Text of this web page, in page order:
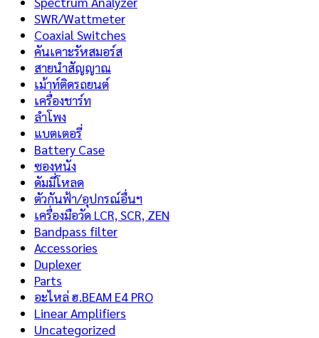
SWR/Wattmeter
Coaxial Switches
คันเคาะรัหสมอร์ส
สายนำสัญญาณ
เม้าท์ติดรถยนต์
เครื่องชาร์ท
ลำโพง
แบตเตอรี่
Battery Case
ซองหนัง
ดัมมี่โหลด
ตัวกันฟ้า/อุปกรณ์อื่นฯ
เครื่องมือวัด LCR, SCR, ZEN
Bandpass filter
Accessories
Duplexer
Parts
อะไหล่ ฮ.BEAM E4 PRO
Linear Amplifiers
Uncategorized